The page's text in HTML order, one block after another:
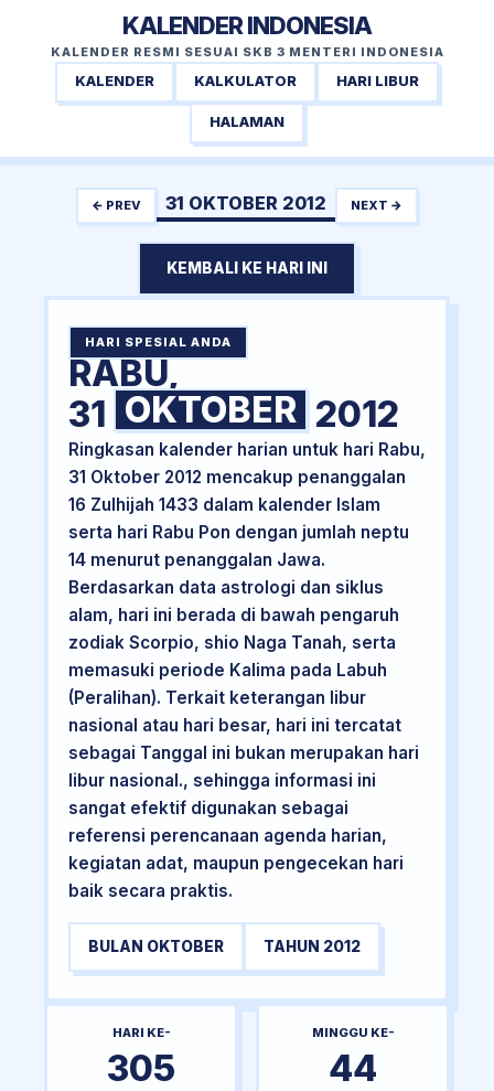
KALENDER INDONESIA
KALENDER RESMI SESUAI SKB 3 MENTERI INDONESIA
KALENDER KALKULATOR HARI LIBUR
HALAMAN
← PREV 31 OKTOBER 2012 NEXT →
KEMBALI KE HARI INI
HARI SPESIAL ANDA
RABU,
31 OKTOBER 2012
Ringkasan kalender harian untuk hari Rabu,
31 Oktober 2012 mencakup penanggalan
16 Zulhijah 1433 dalam kalender Islam
serta hari Rabu Pon dengan jumlah neptu
14 menurut penanggalan Jawa.
Berdasarkan data astrologi dan siklus
alam, hari ini berada di bawah pengaruh
zodiak Scorpio, shio Naga Tanah, serta
memasuki periode Kalima pada Labuh
(Peralihan). Terkait keterangan libur
nasional atau hari besar, hari ini tercatat
sebagai Tanggal ini bukan merupakan hari
libur nasional., sehingga informasi ini
sangat efektif digunakan sebagai
referensi perencanaan agenda harian,
kegiatan adat, maupun pengecekan hari
baik secara praktis.
BULAN OKTOBER TAHUN 2012
HARI KE-
305
MINGGU KE-
44